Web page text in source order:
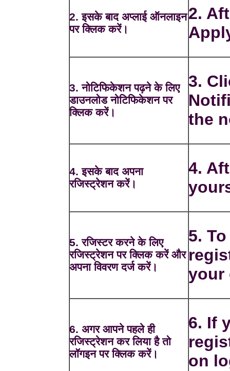
2. इसके बाद अप्लाई ऑनलाइन
पर क्लिक करें।
2.
3. नोटिफिकेशन पढ़ने के लिए
डाउनलोड नोटिफिकेशन पर
क्लिक करें।
3.
the
4. इसके बाद अपना
रजिस्ट्रेशन करें।
4.
5. रजिस्टर करने के लिए
रजिस्ट्रेशन पर क्लिक करें और
अपना विवरण दर्ज करें।
5.
your
6. अगर आपने पहले ही
रजिस्ट्रेशन कर लिया है तो
लॉगइन पर क्लिक करें।
6. If
on